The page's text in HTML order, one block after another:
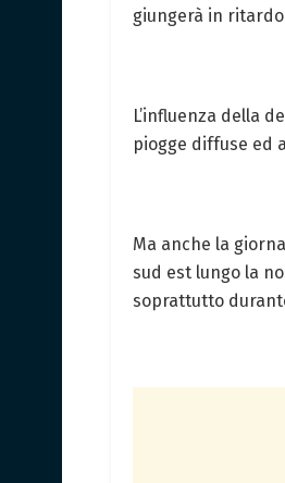
giungerà in
L’influenza della
piogge diffuse ed
Ma anche la
sud est lungo la
soprattutto